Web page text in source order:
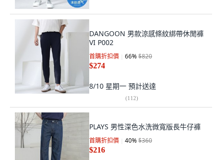
DANGOON 男款涼感條紋綁帶休閒褲
VI P002
首購折扣價 66%$820
$274
8/10 星期一 預計送達
(112)
PLAYS 男性深色水洗微寬版長牛仔褲
首購折扣價 40%$360
$216